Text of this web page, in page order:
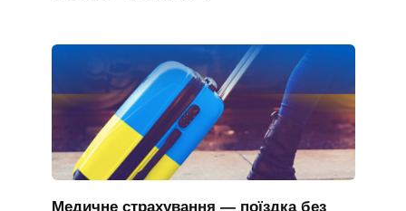
Медичне страхування — поїздка без